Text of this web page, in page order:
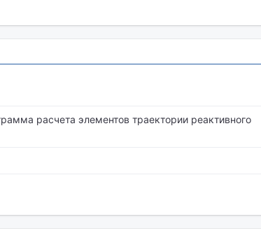
расчета элементов траектории реактивного